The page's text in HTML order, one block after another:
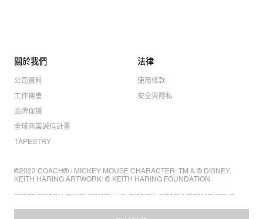
關於我們
公司資料
工作機會
品牌保護
全球商業誠信計畫
TAPESTRY
法律
使用條款
安全與隱私
©2022 COACH® / MICKEY MOUSE CHARACTER: TM & © DISNEY.
KEITH HARING ARTWORK: © KEITH HARING FOUNDATION.
©2022 COACH IP HOLDINGS LLC. COACH, COACH SIGNATURE C